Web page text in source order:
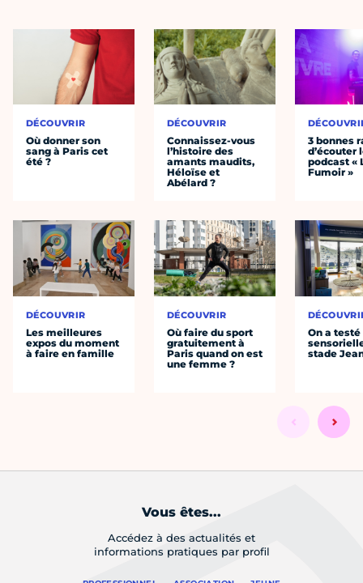
DÉCOUVRIR
Où donner son
sang à Paris cet
été ?
DÉCOUVRIR
Les meilleures
expos du moment
à faire en famille
DÉCOUVRIR
Connaissez-vous
l’histoire des
amants maudits,
Héloïse et
Abélard ?
DÉCOUVRIR
Où faire du sport
gratuitement à
Paris quand on est
une femme ?
3 bonnes
d’écouter
podcast «
Fumoir »
On a
stade
Vous êtes...
Accédez à des actualités et
informations pratiques par profil